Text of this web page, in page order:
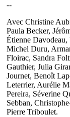
--
Avec Christine
Paula Becker,
Étienne
Michel Duru,
Floirac, Sandra
Gauthier, Julia
Journet, Benoît
Leterrier, Aurélie
Pereira, Séverine
Sebban,
Pierre Triboulet.